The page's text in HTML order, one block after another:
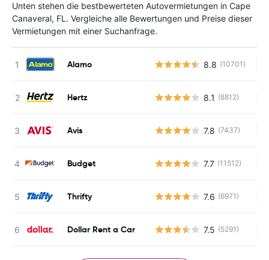
Unten stehen die bestbewerteten Autovermietungen in Cape
Canaveral, FL. Vergleiche alle Bewertungen und Preise dieser
Vermietungen mit einer Suchanfrage.
Alamo 8.8 (10701)
Hertz 8.1 (8812)
Avis 7.8 (7437)
Budget 7.7 (11512)
Thrifty 7.6 (6971)
Dollar Rent a Car 7.5 (5291)